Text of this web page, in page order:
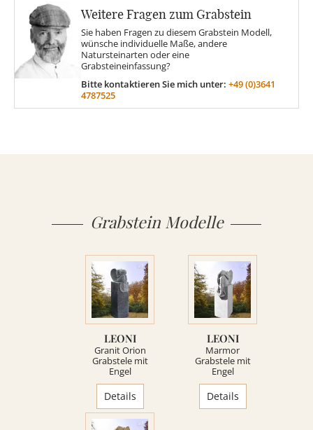
Findling
MATERIAL
Weitere Fragen zum Grabstein
Sie haben Fragen zu diesem Grabstein Modell,
wünsche individuelle Maße, andere
Natursteinarten oder eine
Grabsteineinfassung?
Bitte kontaktieren Sie mich unter: +49 (0)3641
4787525
Grabstein Modelle
LEONI
Granit Orion
Grabstele mit
Engel
Details
LEONI
Marmor
Grabstele mit
Engel
Details